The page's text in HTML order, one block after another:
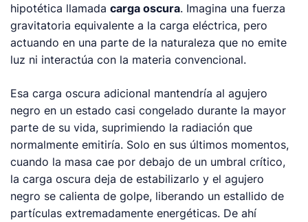
hipotética llamadacarga oscura. Imagina una fuerza
gravitatoria equivalente a la carga eléctrica, pero
actuando en una parte de la naturaleza que no emite
luz ni interactúa con la materia convencional.
Esa carga oscura adicional mantendría al agujero
negro en un estado casi congelado durante la mayor
parte de su vida, suprimiendo la radiación que
normalmente emitiría. Solo en sus últimos momentos,
cuando la masa cae por debajo de un umbral crítico,
la carga oscura deja de estabilizarlo y el agujero
negro se calienta de golpe, liberando un estallido de
partículas extremadamente energéticas. De ahí